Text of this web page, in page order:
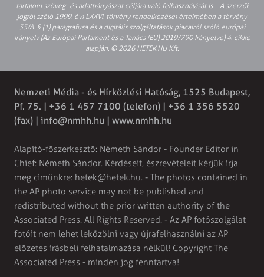
tartalom szöveg- és adatbányászat céljára való felhasználását is – A szerzői
jogról szóló 1999. évi LXXVI. törvény rendelkezései értelmében a törvény
35/A. § (1) paragrafusa és a digitális szolgáltatások piacairól szóló európai
irányelv (Az Európai Parlament és a Tanács (EU) 2019/790 Irányelve) 4. cikke
alapján. © 2026 HETEK.HU Kft.
Nemzeti Média - és Hírközlési Hatóság, 1525 Budapest,
Pf. 75. | +36 1 457 7100 (telefon) | +36 1 356 5520
(fax) | info@nmhh.hu | www.nmhh.hu
Alapító-főszerkesztő: Németh Sándor - Founder Editor in
Chief: Németh Sándor. Kérdéseit, észrevételeit kérjük írja
meg címünkre: hetek@hetek.hu. - The photos contained in
the AP photo service may not be published and
redistributed without the prior written authority of the
Associated Press. All Rights Reserved. - Az AP fotószolgálat
fotóit nem lehet leközölni vagy újrafelhasználni az AP
előzetes írásbeli felhatalmazása nélkül! Copyright The
Associated Press - minden jog fenntartva!